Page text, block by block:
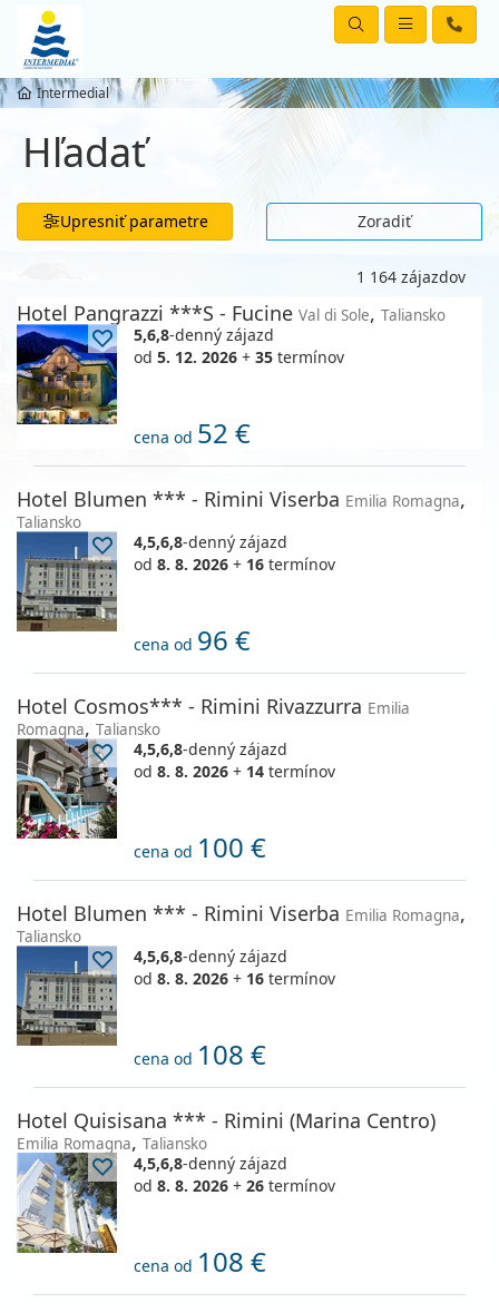
Intermedial
Hľadať
Upresniť parametre Zoradiť
1 164 zájazdov
Hotel Pangrazzi ***S - Fucine Val di Sole, Taliansko
5,6,8-denný zájazd
od 5. 12. 2026 + 35 termínov
cena od 52 €
Hotel Blumen *** - Rimini Viserba Emilia Romagna,
Taliansko
4,5,6,8-denný zájazd
od 8. 8. 2026 + 16 termínov
cena od 96 €
Hotel Cosmos*** - Rimini Rivazzurra Emilia
Romagna, Taliansko
4,5,6,8-denný zájazd
od 8. 8. 2026 + 14 termínov
cena od 100 €
Hotel Blumen *** - Rimini Viserba Emilia Romagna,
Taliansko
4,5,6,8-denný zájazd
od 8. 8. 2026 + 16 termínov
cena od 108 €
Hotel Quisisana *** - Rimini (Marina Centro)
Emilia Romagna, Taliansko
4,5,6,8-denný zájazd
od 8. 8. 2026 + 26 termínov
cena od 108 €